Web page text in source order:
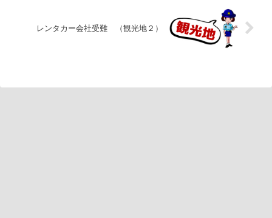
レンタカー会社受難 （観光地２）